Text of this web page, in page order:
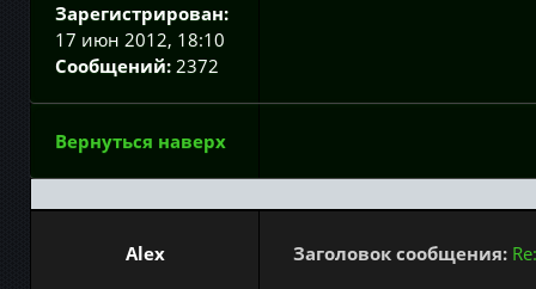
Зарегистрирован:
17 июн 2012, 18:10
Сообщений: 2372
Вернуться наверх
Alex Заголовок сообщения: